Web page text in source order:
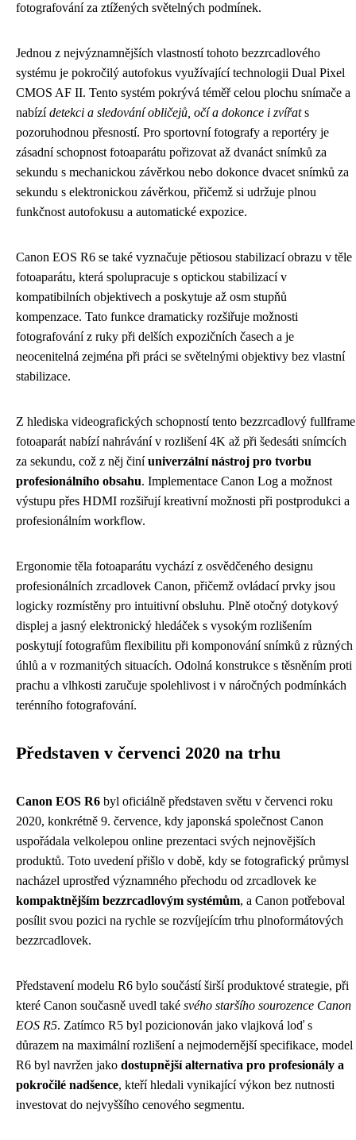
fotografování za ztížených světelných podmínek.
Jednou z nejvýznamnějších vlastností tohoto bezzrcadlového
systému je pokročilý autofokus využívající technologii Dual Pixel
CMOS AF II. Tento systém pokrývá téměř celou plochu snímače a
nabízídetekci a sledování obličejů, očí a dokonce i zvířats
pozoruhodnou přesností. Pro sportovní fotografy a reportéry je
zásadní schopnost fotoaparátu pořizovat až dvanáct snímků za
sekundu s mechanickou závěrkou nebo dokonce dvacet snímků za
sekundu s elektronickou závěrkou, přičemž si udržuje plnou
funkčnost autofokusu a automatické expozice.
Canon EOS R6 se také vyznačuje pětiosou stabilizací obrazu v těle
fotoaparátu, která spolupracuje s optickou stabilizací v
kompatibilních objektivech a poskytuje až osm stupňů
kompenzace. Tato funkce dramaticky rozšiřuje možnosti
fotografování z ruky při delších expozičních časech a je
neocenitelná zejména při práci se světelnými objektivy bez vlastní
stabilizace.
Z hlediska videografických schopností tento bezzrcadlový fullframe
fotoaparát nabízí nahrávání v rozlišení 4K až při šedesáti snímcích
za sekundu, což z něj činíuniverzální nástroj pro tvorbu
profesionálního obsahu. Implementace Canon Log a možnost
výstupu přes HDMI rozšiřují kreativní možnosti při postprodukci a
profesionálním workflow.
Ergonomie těla fotoaparátu vychází z osvědčeného designu
profesionálních zrcadlovek Canon, přičemž ovládací prvky jsou
logicky rozmístěny pro intuitivní obsluhu. Plně otočný dotykový
displej a jasný elektronický hledáček s vysokým rozlišením
poskytují fotografům flexibilitu při komponování snímků z různých
úhlů a v rozmanitých situacích. Odolná konstrukce s těsněním proti
prachu a vlhkosti zaručuje spolehlivost i v náročných podmínkách
terénního fotografování.
Představen v červenci 2020 na trhu
Canon EOS R6 byl oficiálně představen světu v červenci roku
2020, konkrétně 9. července, kdy japonská společnost Canon
uspořádala velkolepou online prezentaci svých nejnovějších
produktů. Toto uvedení přišlo v době, kdy se fotografický průmysl
nacházel uprostřed významného přechodu od zrcadlovek ke
kompaktnějším bezzrcadlovým systémům, a Canon potřeboval
posílit svou pozici na rychle se rozvíjejícím trhu plnoformátových
bezzrcadlovek.
Představení modelu R6 bylo součástí širší produktové strategie, při
které Canon současně uvedl také svého staršího sourozence Canon
EOS R5. Zatímco R5 byl pozicionován jako vlajková loď s
důrazem na maximální rozlišení a nejmodernější specifikace, model
R6 byl navržen jako dostupnější alternativa pro profesionály a
pokročilé nadšence, kteří hledali vynikající výkon bez nutnosti
investovat do nejvyššího cenového segmentu.